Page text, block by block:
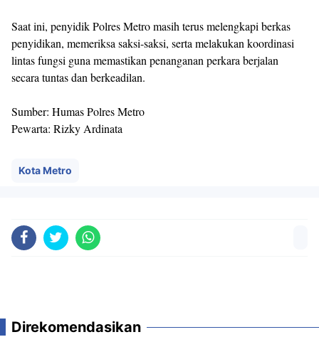
Saat ini, penyidik Polres Metro masih terus melengkapi berkas
penyidikan, memeriksa saksi-saksi, serta melakukan koordinasi
lintas fungsi guna memastikan penanganan perkara berjalan
secara tuntas dan berkeadilan.
Sumber: Humas Polres Metro
Pewarta: Rizky Ardinata
Kota Metro
Direkomendasikan